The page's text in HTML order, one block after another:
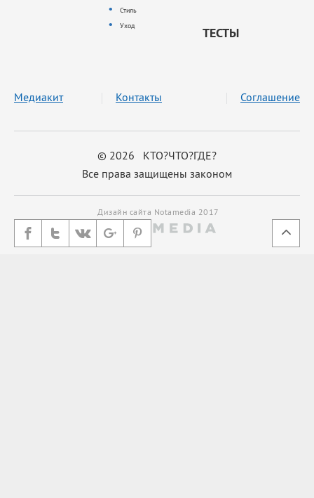
Стиль
Уход
ТЕСТЫ
© 2026 КТО?ЧТО?ГДЕ?
Все права защищены законом
Медиакит Контакты Соглашение
Дизайн сайта Notamedia 2017